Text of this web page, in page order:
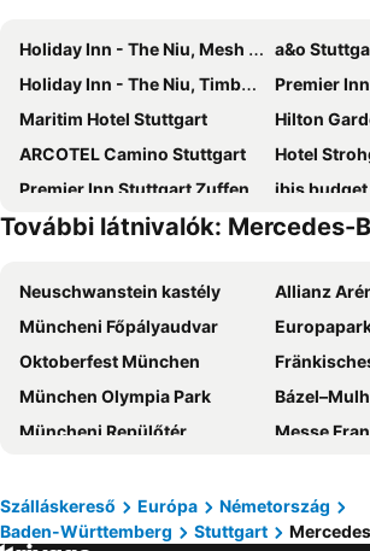
Holiday Inn - The Niu, Mesh Stuttgart Messe By Ihg
a&o
Holiday Inn - The Niu, Timber Esslingen By Ihg
Premier Inn
Maritim Hotel Stuttgart
Hilton Garden
ARCOTEL Camino Stuttgart
Hotel
Premier Inn Stuttgart Zuffenhausen
ibis budget
Park Inn by Radisson Stuttgart
Residenzhotel Stuttgart
Holiday Inn – the niu, Form Stuttgart Feuerbach
Garner Hotel
Jaz in the City Stuttgart
Hotel
DORMERO Hotel Stuttgart
Aparthotel
Hotel Boulevard
Hampton by
Ruby Hanna Hotel Stuttgart
Le
Hotel BaWü
Aloft
ibis Styles Stuttgart Vaihingen
LOGINN Hotel
További látnivalók: Mercedes-
Neuschwanstein kastély
Allianz
Müncheni Főpályaudvar
Oktoberfest München
Fränkisches
München Olympia Park
Müncheni Repülőtér
Messe
Bahnhof Zürich
Frankfurt Főpályaudvar
Szálláskereső Európa
Németország
Baden-Württemberg
Stuttgart